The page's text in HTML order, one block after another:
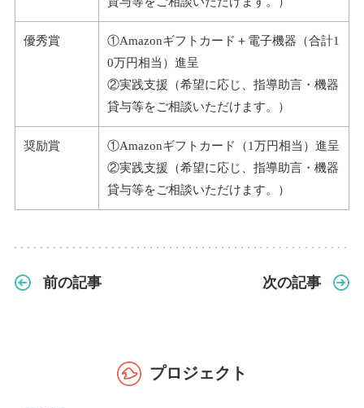
優秀賞
①Amazonギフトカード＋電子機器（合計1
0万円相当）進呈
②実践支援（希望に応じ、指導助言・機器
貸与等をご相談いただけます。）
奨励賞
①Amazonギフトカード（1万円相当）進呈
②実践支援（希望に応じ、指導助言・機器
貸与等をご相談いただけます。）
前の記事 次の記事
プロジェクト